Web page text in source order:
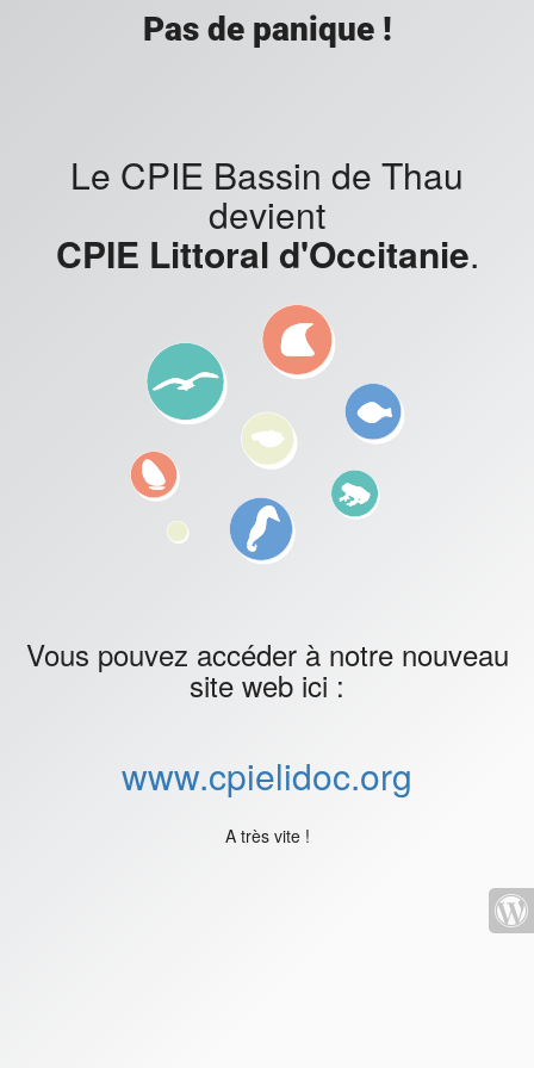
Pas de panique !
Le CPIE Bassin de Thau
devient
CPIE Littoral d'Occitanie.
Vous pouvez accéder à notre nouveau
site web ici :
www.cpielidoc.org
A très vite !